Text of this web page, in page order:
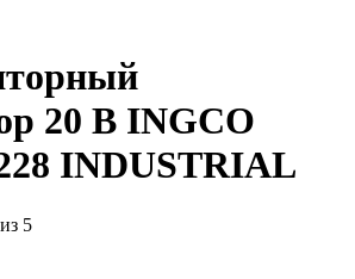
20 В INGCO
INDUSTRIAL
5